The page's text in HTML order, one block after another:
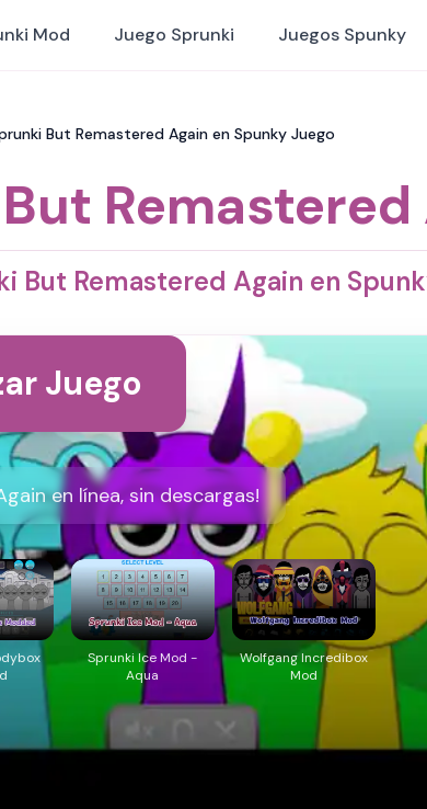
Mod Juego Sprunki Juegos Spunky
But Remastered Again en Spunky Juego
But Remastered Again en
Juego
en línea, sin descargas!
Sprunki Ice Mod -
Aqua
Wolfgang Incredibox
Mod